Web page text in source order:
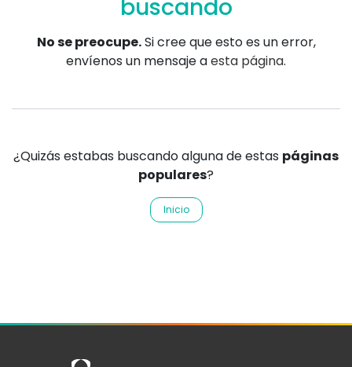
buscando
No se preocupe.Si cree que esto es un error,
envíenos un mensaje aesta página.
¿Quizás estabas buscando alguna de estas páginas
populares?
Inicio